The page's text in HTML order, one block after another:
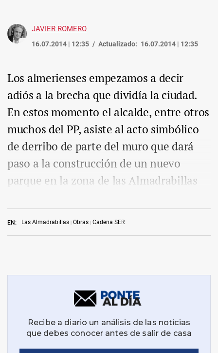
JAVIER ROMERO
16.07.2014 | 12:35 Actualizado: 16.07.2014 | 12:35
EN: Las Almadrabillas Obras Cadena SER
Los almerienses empezamos a decir
adiós a la brecha que dividía la ciudad.
En estos momento el alcalde, entre otros
muchos del PP, asiste al acto simbólico
de derribo de parte del muro que dará
paso a la construcción de un nuevo
parque en la zona de las Almadrabillas